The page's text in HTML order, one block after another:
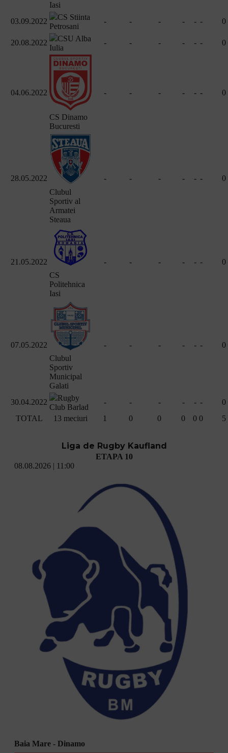
Iasi
03.09.2022
CS Stiinta
Petrosani
- - - - - - 0
20.08.2022
CSU Alba
Iulia
- - - - - - 0
04.06.2022
CS Dinamo
Bucuresti
- - - - - - 0
28.05.2022
Clubul
Sportiv al
Armatei
Steaua
- - - - - - 0
21.05.2022
CS
Politehnica
Iasi
- - - - - - 0
07.05.2022
Clubul
Sportiv
Municipal
Galati
- - - - - - 0
30.04.2022
Rugby
Club Barlad
- - - - - -
0
TOTAL
13 meciuri 1 0 0 0 0 0 5
Liga de Rugby Kaufland
ETAPA 10
08.08.2026 | 11:00
Baia Mare - Dinamo